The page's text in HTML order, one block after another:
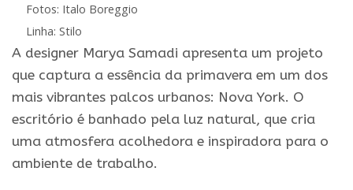
Fotos: Italo Boreggio
Linha: Stilo
A designer Marya Samadi apresenta um projeto
que captura a essência da primavera em um dos
mais vibrantes palcos urbanos: Nova York. O
escritório é banhado pela luz natural, que cria
uma atmosfera acolhedora e inspiradora para o
ambiente de trabalho.